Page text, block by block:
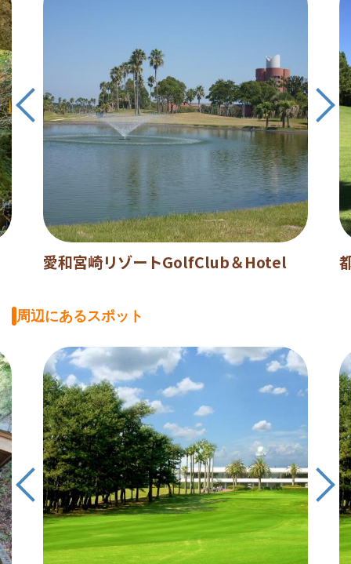
愛和宮崎リゾートGolfClub＆Hotel
周辺にあるスポット